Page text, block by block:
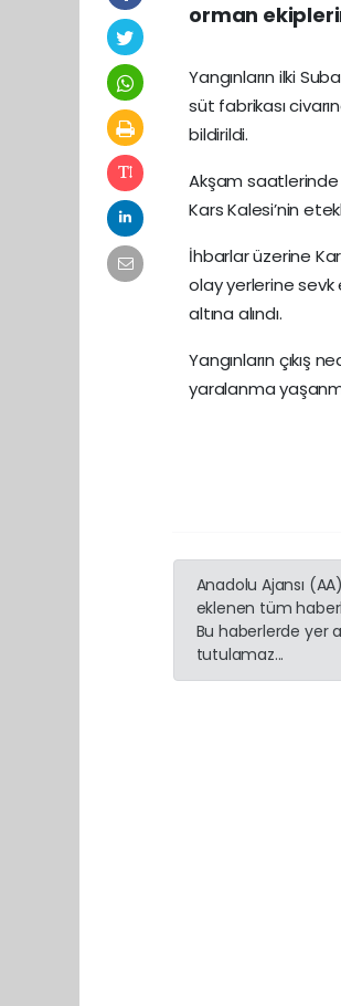
orman
Yangınların ilki
süt fabrikası
bildirildi.
Akşam saatlerinde
Kars Kalesi’nin
İhbarlar üzerine
olay yerlerine sevk
altına alındı.
Yangınların çıkış
yaralanma
Anadolu Ajansı
eklenen tüm
Bu haberlerde yer
tutulamaz...